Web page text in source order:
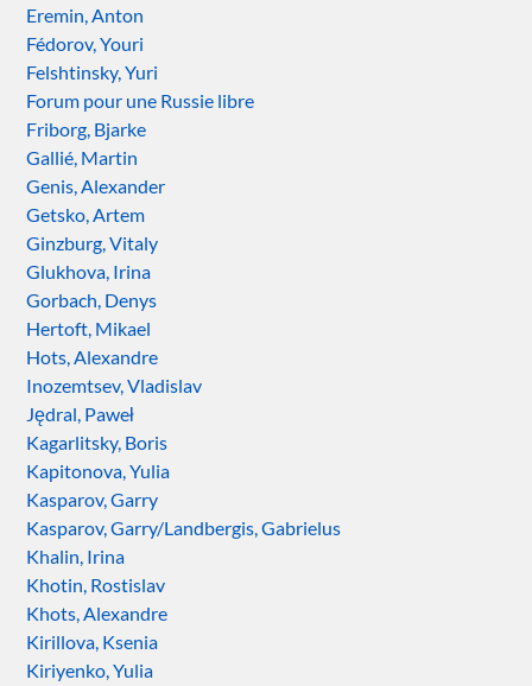
Eremin, Anton
Fédorov, Youri
Felshtinsky, Yuri
Forum pour une Russie libre
Friborg, Bjarke
Gallié, Martin
Genis, Alexander
Getsko, Artem
Ginzburg, Vitaly
Glukhova, Irina
Gorbach, Denys
Hertoft, Mikael
Hots, Alexandre
Inozemtsev, Vladislav
Jędral, Paweł
Kagarlitsky, Boris
Kapitonova, Yulia
Kasparov, Garry
Kasparov, Garry/Landbergis, Gabrielus
Khalin, Irina
Khotin, Rostislav
Khots, Alexandre
Kirillova, Ksenia
Kiriyenko, Yulia